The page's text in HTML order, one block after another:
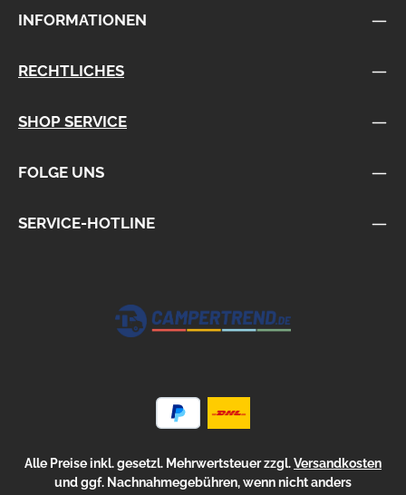
INFORMATIONEN
RECHTLICHES
SHOP SERVICE
FOLGE UNS
SERVICE-HOTLINE
Alle Preise inkl. gesetzl. Mehrwertsteuer zzgl.Versandkosten
und ggf. Nachnahmegebühren, wenn nicht anders